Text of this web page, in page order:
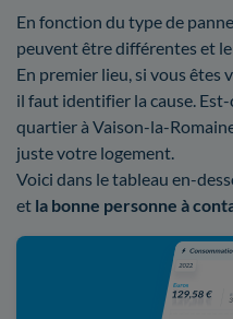
En fonction du type de
peuvent être différentes et
En premier lieu, si vous
il faut identifier la cause.
quartier à Vaison-la-
juste votre logement.
Voici dans le tableau en-
et la bonne personne à